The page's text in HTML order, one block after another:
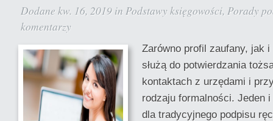
Dodane kw. 16, 2019 in Podstawy księgowości, Porady
komentarzy
Zarówno profil zaufany, jak
służą do potwierdzania
kontaktach z urzędami i
rodzaju formalności. Jeden
dla tradycyjnego podpisu